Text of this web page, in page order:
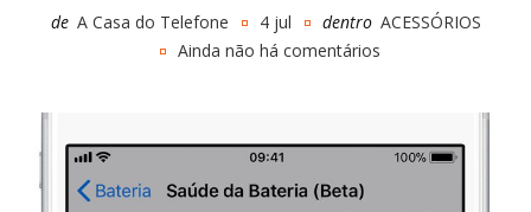
de A Casa do Telefone 4 jul dentro ACESSÓRIOS
Ainda não há comentários